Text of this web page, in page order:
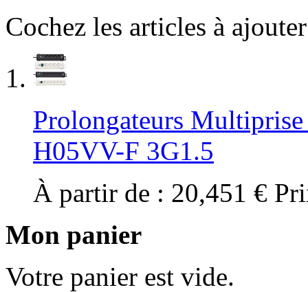
Cochez les articles à
Prolongateurs
H05VV-F 3G1.5
À partir de : 20,451 €
Mon panier
Votre panier est vide.